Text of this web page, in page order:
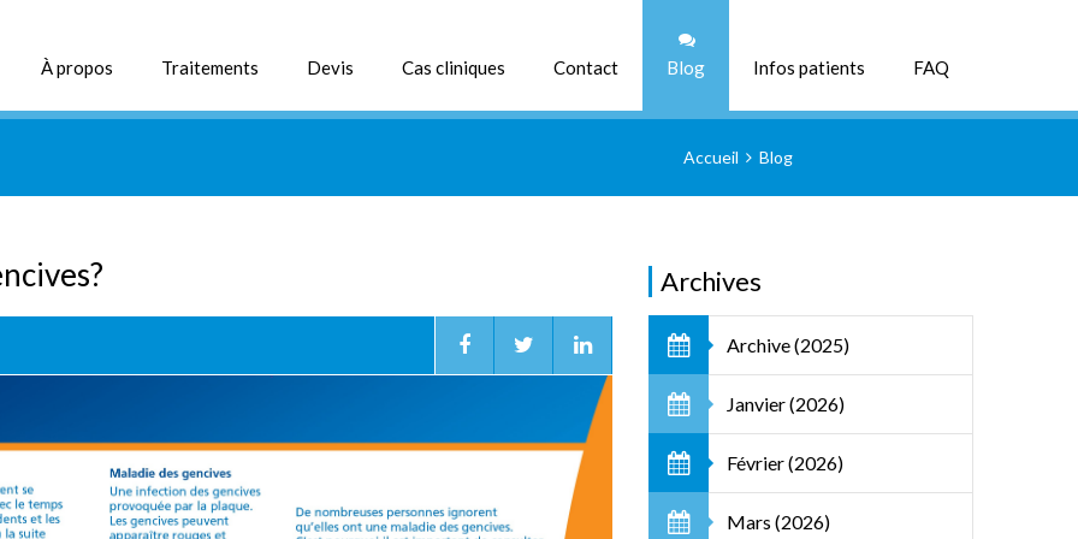
À propos Traitements Devis Cas cliniques Contact Blog Infos patients FAQ
CHERCHER
Accueil Blog
Archives
Archive (2025)
Janvier (2026)
Février (2026)
Mars (2026)